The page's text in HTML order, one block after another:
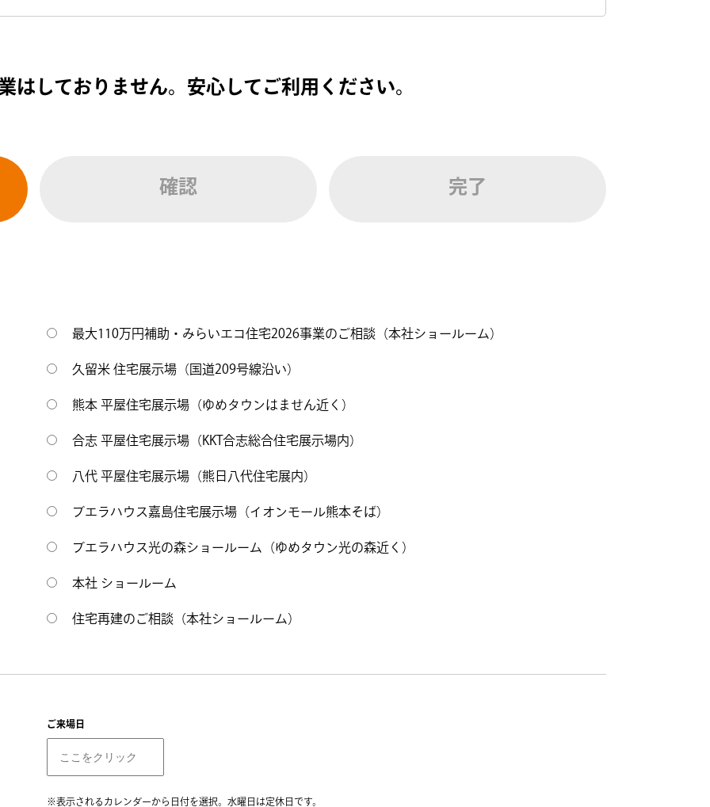
はしておりません。安心してご利用ください。
確認 完了
最大110万円補助・みらいエコ住宅2026事業のご相談（本社ショールーム）
久留米 住宅展示場（国道209号線沿い）
熊本 平屋住宅展示場（ゆめタウンはません近く）
合志 平屋住宅展示場（KKT合志総合住宅展示場内）
八代 平屋住宅展示場（熊日八代住宅展内）
ブエラハウス嘉島住宅展示場（イオンモール熊本そば）
ブエラハウス光の森ショールーム（ゆめタウン光の森近く）
本社 ショールーム
住宅再建のご相談（本社ショールーム）
ご来場日
※表示されるカレンダーから日付を選択。水曜日は定休日です。